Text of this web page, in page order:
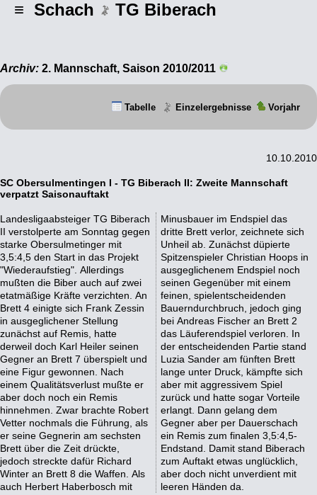
≡ Schach TG Biberach
Archiv: 2. Mannschaft, Saison 2010/2011
Tabelle Einzelergebnisse Vorjahr
10.10.2010
SC Obersulmentingen I - TG Biberach II: Zweite Mannschaft
verpatzt Saisonauftakt
Landesligaabsteiger TG Biberach
II verstolperte am Sonntag gegen
starke Obersulmetinger mit
3,5:4,5 den Start in das Projekt
"Wiederaufstieg". Allerdings
mußten die Biber auch auf zwei
etatmäßige Kräfte verzichten. An
Brett 4 einigte sich Frank Zessin
in ausgeglichener Stellung
zunächst auf Remis, hatte
derweil doch Karl Heiler seinen
Gegner an Brett 7 überspielt und
eine Figur gewonnen. Nach
einem Qualitätsverlust mußte er
aber doch noch ein Remis
hinnehmen. Zwar brachte Robert
Vetter nochmals die Führung, als
er seine Gegnerin am sechsten
Brett über die Zeit drückte,
jedoch streckte dafür Richard
Winter an Brett 8 die Waffen. Als
auch Herbert Haberbosch mit
Minusbauer im Endspiel das
dritte Brett verlor, zeichnete sich
Unheil ab. Zunächst düpierte
Spitzenspieler Christian Hoops in
ausgeglichenem Endspiel noch
seinen Gegenüber mit einem
feinen, spielentscheidenden
Bauerndurchbruch, jedoch ging
bei Andreas Fischer an Brett 2
das Läuferendspiel verloren. In
der entscheidenden Partie stand
Luzia Sander am fünften Brett
lange unter Druck, kämpfte sich
aber mit aggressivem Spiel
zurück und hatte sogar Vorteile
erlangt. Dann gelang dem
Gegner aber per Dauerschach
ein Remis zum finalen 3,5:4,5-
Endstand. Damit stand Biberach
zum Auftakt etwas unglücklich,
aber doch nicht unverdient mit
leeren Händen da.